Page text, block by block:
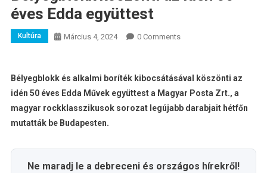
éves Edda együttest
Kultúra Március 4, 2024 0 Comments
Bélyegblokk és alkalmi boríték kibocsátásával köszönti az
idén 50 éves Edda Művek együttest a Magyar Posta Zrt., a
magyar rockklasszikusok sorozat legújabb darabjait hétfőn
mutatták be Budapesten.
Ne maradj le a debreceni és országos hírekről!